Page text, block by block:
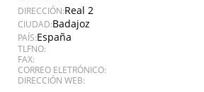
DIRECCIÓN:Real 2
CIUDAD:Badajoz
PAÍS:España
TLFNO:
FAX:
CORREO ELETRÓNICO:
DIRECCIÓN WEB: